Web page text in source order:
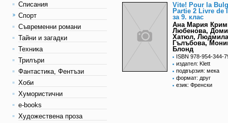
Списания
Спорт
Съвременни романи
Тайни и загадки
Техника
Трилъри
Фантастика, Фентъзи
Хоби
Хумористични
e-books
Художествена проза
Vite! Pour la
Partie 2 Livre de
за 9. клас
Ана Мария
Любенова,
Хатюл, Людмила
Гълъбова,
Блонд
ISBN 978-954-344-
издател: Klett
подвързия: мека
формат: друг
език: Френски